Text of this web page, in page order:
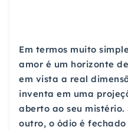
Em termos muito
amor é um horizonte
em vista a real
inventa em uma
aberto ao seu
outro, o ódio é